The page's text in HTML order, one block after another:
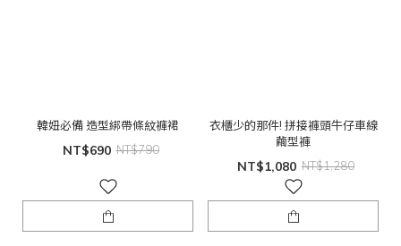
韓妞必備 造型綁帶條紋褲裙
NT$690 NT$790
衣櫃少的那件! 拼接褲頭牛仔車線
繭型褲
NT$1,080 NT$1,280